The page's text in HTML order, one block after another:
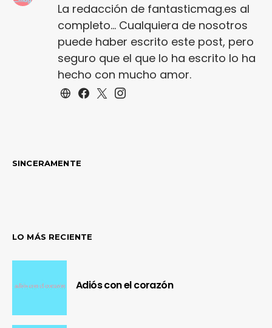
La redacción de fantasticmag.es al
completo... Cualquiera de nosotros
puede haber escrito este post, pero
seguro que el que lo ha escrito lo ha
hecho con mucho amor.
SINCERAMENTE
LO MÁS RECIENTE
Adiós con el corazón